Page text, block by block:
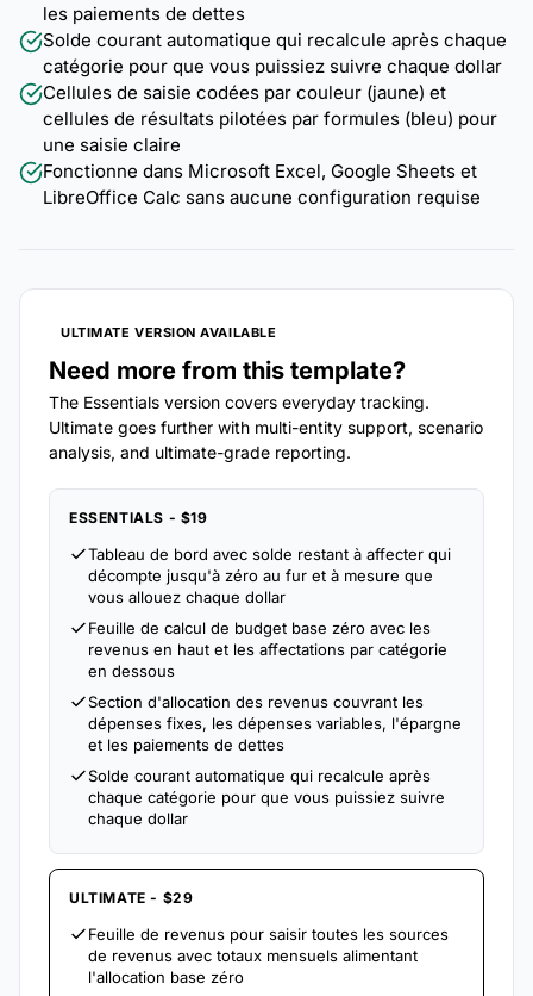
les paiements de dettes
Solde courant automatique qui recalcule après chaque
catégorie pour que vous puissiez suivre chaque dollar
Cellules de saisie codées par couleur (jaune) et
cellules de résultats pilotées par formules (bleu) pour
une saisie claire
Fonctionne dans Microsoft Excel, Google Sheets et
LibreOffice Calc sans aucune configuration requise
ULTIMATE VERSION AVAILABLE
Need more from this template?
The Essentials version covers everyday tracking.
Ultimate goes further with multi-entity support, scenario
analysis, and ultimate-grade reporting.
ESSENTIALS - $19
Tableau de bord avec solde restant à affecter qui
décompte jusqu'à zéro au fur et à mesure que
vous allouez chaque dollar
Feuille de calcul de budget base zéro avec les
revenus en haut et les affectations par catégorie
en dessous
Section d'allocation des revenus couvrant les
dépenses fixes, les dépenses variables, l'épargne
et les paiements de dettes
Solde courant automatique qui recalcule après
chaque catégorie pour que vous puissiez suivre
chaque dollar
ULTIMATE - $29
Feuille de revenus pour saisir toutes les sources
de revenus avec totaux mensuels alimentant
l'allocation base zéro